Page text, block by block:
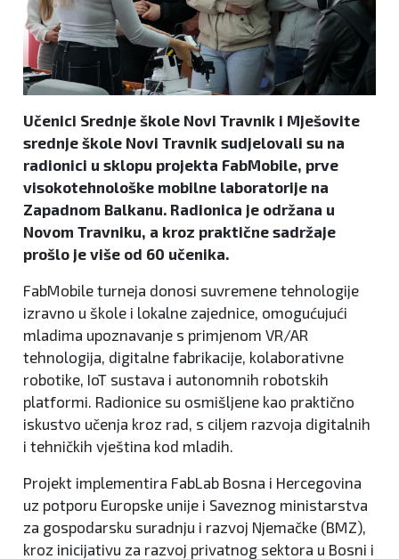
Učenici Srednje škole Novi Travnik i Mješovite
srednje škole Novi Travnik sudjelovali su na
radionici u sklopu projekta FabMobile, prve
visokotehnološke mobilne laboratorije na
Zapadnom Balkanu. Radionica je održana u
Novom Travniku, a kroz praktične sadržaje
prošlo je više od 60 učenika.
FabMobile turneja donosi suvremene tehnologije
izravno u škole i lokalne zajednice, omogućujući
mladima upoznavanje s primjenom VR/AR
tehnologija, digitalne fabrikacije, kolaborativne
robotike, IoT sustava i autonomnih robotskih
platformi. Radionice su osmišljene kao praktično
iskustvo učenja kroz rad, s ciljem razvoja digitalnih
i tehničkih vještina kod mladih.
Projekt implementira FabLab Bosna i Hercegovina
uz potporu Europske unije i Saveznog ministarstva
za gospodarsku suradnju i razvoj Njemačke (BMZ),
kroz inicijativu za razvoj privatnog sektora u Bosni i